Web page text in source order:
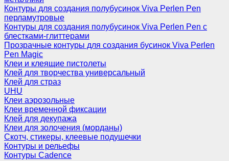
Контуры для создания полубусинок Viva Perlen Pen
перламутровые
Контуры для создания полубусинок Viva Perlen Pen с
блестками-глиттерами
Прозрачные контуры для создания бусинок Viva Perlen
Pen Magic
Клеи и клеящие пистолеты
Клей для творчества универсальный
Клей для страз
UHU
Клеи аэрозольные
Клеи временной фиксации
Клей для декупажа
Клеи для золочения (морданы)
Скотч, стикеры, клеевые подушечки
Контуры и рельефы
Контуры Cadence